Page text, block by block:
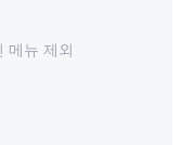
메뉴 제외